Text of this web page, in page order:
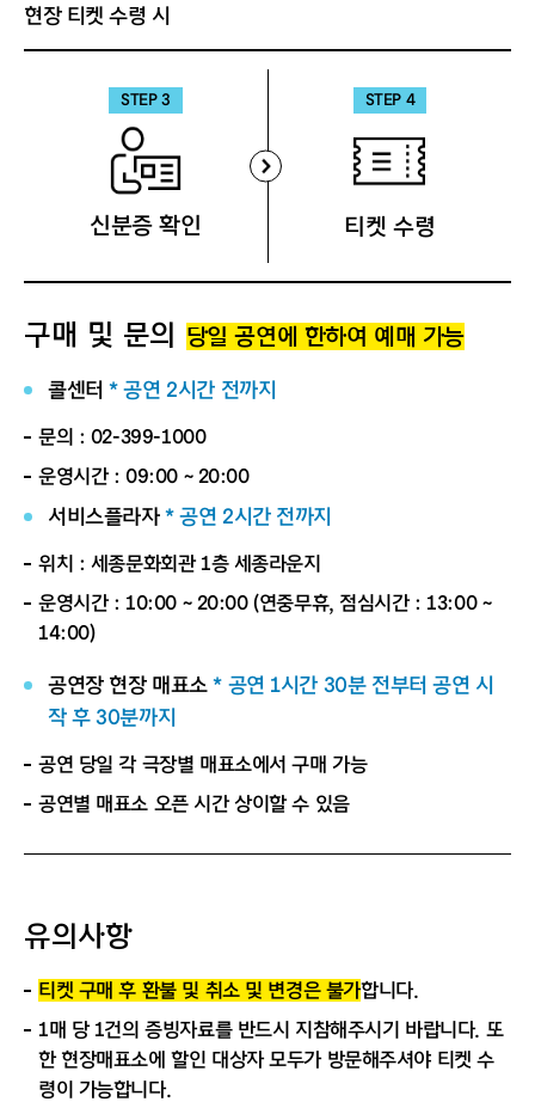
현장 티켓 수령 시
STEP 3
신분증 확인
STEP 4
티켓 수령
구매 및 문의 당일 공연에 한하여 예매 가능
콜센터* 공연 2시간 전까지
문의 : 02-399-1000
운영시간 : 09:00 ~ 20:00
서비스플라자* 공연 2시간 전까지
위치 : 세종문화회관 1층 세종라운지
운영시간 : 10:00 ~ 20:00 (연중무휴, 점심시간 : 13:00 ~
14:00)
공연장 현장 매표소* 공연 1시간 30분 전부터 공연 시
작 후 30분까지
공연 당일 각 극장별 매표소에서 구매 가능
공연별 매표소 오픈 시간 상이할 수 있음
유의사항
티켓 구매 후 환불 및 취소 및 변경은 불가합니다.
1매 당 1건의 증빙자료를 반드시 지참해주시기 바랍니다. 또
한 현장매표소에 할인 대상자 모두가 방문해주셔야 티켓 수
령이 가능합니다.